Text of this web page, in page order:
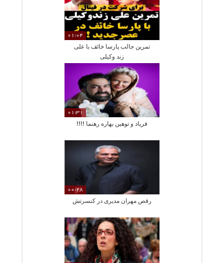
01:04
تمرین جالب پارسا خائف با علی
زند وکیلی
01:31
فریاد و توهین بهاره رهنما !!!!
00:28
رقص مهران مدیری در کنسرتش